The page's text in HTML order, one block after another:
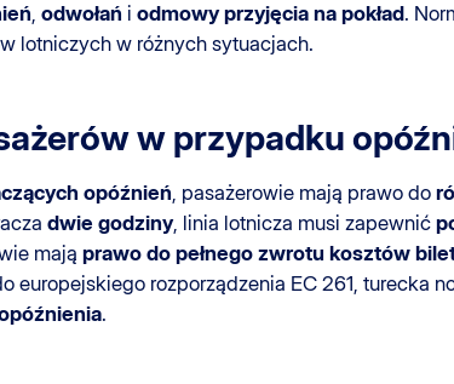
odwołań i odmowy przyjęcia na pokład.
lotniczych w różnych sytuacjach.
w przypadku
opóźnień , pasażerowie mają prawo do
dwie godziny, linia lotnicza musi zapewnić
mają prawo do pełnego zwrotu kosztów
europejskiego rozporządzenia EC 261, turecka
.